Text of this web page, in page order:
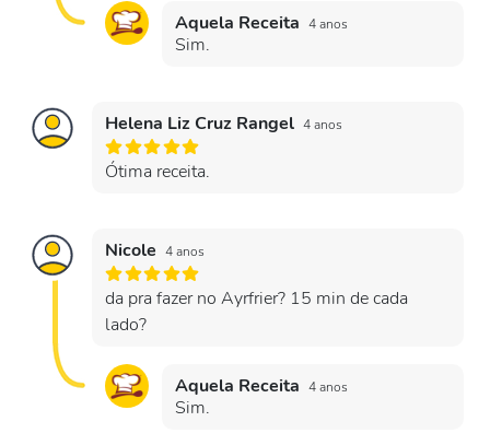
Aquela Receita 4 anos
Sim.
Helena Liz Cruz Rangel 4 anos
Ótima receita.
Nicole 4 anos
da pra fazer no Ayrfrier? 15 min de cada
lado?
Aquela Receita 4 anos
Sim.